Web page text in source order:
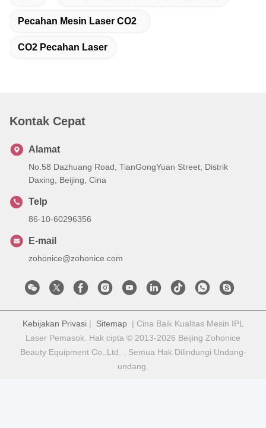
Pecahan Mesin Laser CO2
CO2 Pecahan Laser
Kontak Cepat
Alamat
No.58 Dazhuang Road, TianGongYuan Street, Distrik
Daxing, Beijing, Cina
Telp
86-10-60296356
E-mail
zohonice@zohonice.com
Kebijakan Privasi| Sitemap| Cina Baik Kualitas Mesin IPL
Laser Pemasok. Hak cipta © 2013-2026 Beijing Zohonice
Beauty Equipment Co.,Ltd. . Semua Hak Dilindungi Undang-
undang.